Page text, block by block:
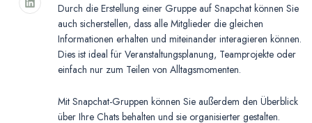
Durch die Erstellung einer Gruppe auf Snapchat können Sie
auch sicherstellen, dass alle Mitglieder die gleichen
Informationen erhalten und miteinander interagieren können.
Dies ist ideal für Veranstaltungsplanung, Teamprojekte oder
einfach nur zum Teilen von Alltagsmomenten.
Mit Snapchat-Gruppen können Sie außerdem den Überblick
über Ihre Chats behalten und sie organisierter gestalten.